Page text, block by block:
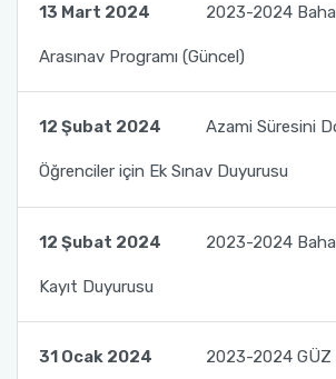
13 Mart 2024 2023-2024
Arasınav Programı (Güncel)
12 Şubat 2024 Azami Süresini
Öğrenciler için Ek Sınav Duyurusu
12 Şubat 2024 2023-2024 Bahar
Kayıt Duyurusu
31 Ocak 2024 2023-2024 GÜZ